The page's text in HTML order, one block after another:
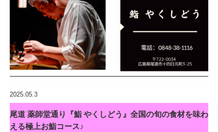
2025.05.3
尾道 薬師堂通り『鮨 やくしどう』全国の旬の食材を味わ
える極上お鮨コース♪